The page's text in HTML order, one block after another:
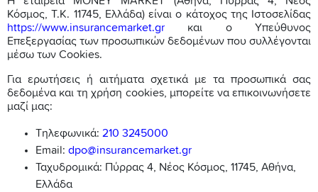
Κόσμος, Τ.Κ. 11745, Ελλάδα) είναι ο κάτοχος της Ιστοσελίδας
https://www.insurancemarket.gr και ο Υπεύθυνος
Επεξεργασίας των προσωπικών δεδομένων που συλλέγονται
μέσω των Cookies.
Για ερωτήσεις ή αιτήματα σχετικά με τα προσωπικά σας
δεδομένα και τη χρήση cookies, μπορείτε να επικοινωνήσετε
μαζί μας:
Τηλεφωνικά: 210 3245000
Email: dpo@insurancemarket.gr
Ταχυδρομικά: Πύρρας 4, Νέος Κόσμος, 11745, Αθήνα,
Ελλάδα